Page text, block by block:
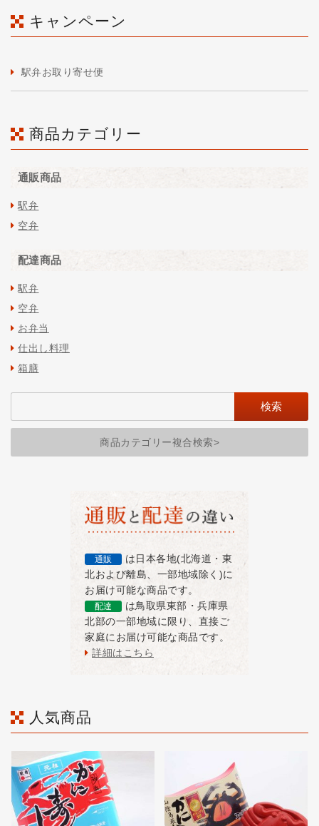
キャンペーン
駅弁お取り寄せ便
商品カテゴリー
通販商品
駅弁
空弁
配達商品
駅弁
空弁
お弁当
仕出し料理
箱膳
商品カテゴリー複合検索>
通販
は日本各地(北海道・東
北および離島、一部地域除く)に
お届け可能な商品です。
配達
は鳥取県東部・兵庫県
北部の一部地域に限り、直接ご
家庭にお届け可能な商品です。
詳細はこちら
人気商品